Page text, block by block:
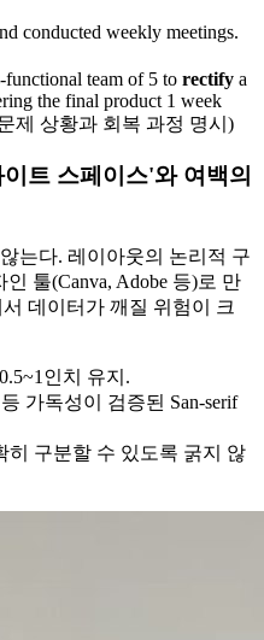
conducted weekly meetings.
functional team of 5 to rectify a
the final product 1 week
문제 상황과 회복 과정 명시)
트 스페이스'와 여백의
는다. 레이아웃의 논리적 구
툴(Canva, Adobe 등)로 만
데이터가 깨질 위험이 크
인치 유지.
가독성이 검증된 San-serif
히 구분할 수 있도록 굵지 않